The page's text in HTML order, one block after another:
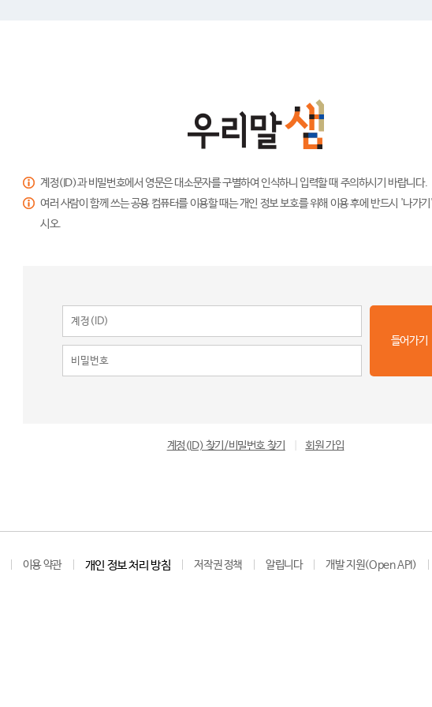
계정(ID)과 비밀번호에서 영문은 대소문자를 구별하여 인식하니 입력할 때 주의하시기 바랍니다.
여러 사람이 함께 쓰는 공용 컴퓨터를 이용할 때는 개인 정보 보호를 위해 이용 후에 반드시 '나가
시오.
들어가기
계정(ID) 찾기/비밀번호 찾기 회원 가입
이용 약관 개인 정보 처리 방침 저작권 정책 알립니다 개발 지원(Open API)